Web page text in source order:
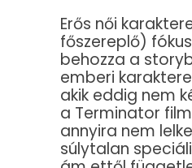
Erős női
főszereplő)
behozza a
emberi
akik eddig nem
a Terminator
annyira nem
súlytalan